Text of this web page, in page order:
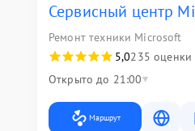
Сервисный центр
Ремонт техники Microsoft
5,0235 оценки
Открыто до 21:00
Маршрут